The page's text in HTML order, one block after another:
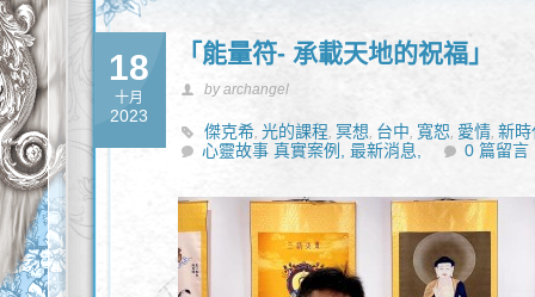
18
十月
2023
「能量符- 承載天地的祝福」
by archangel
傑克希,光的課程,冥想, 台中, 寬恕, 愛情,新
心靈故事 真實案例,最新消息, 0 篇留言